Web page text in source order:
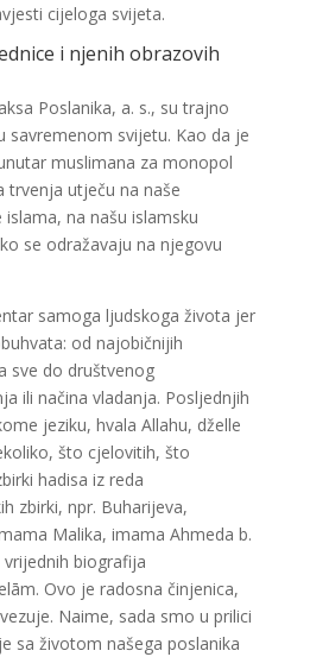
cijeloga svijeta.
i njenih obrazovih
Poslanika, a. s., su trajno
savremenom svijetu. Kao da je
muslimana za monopol
trvenja utječu na naše
na našu islamsku
se odražavaju na njegovu
samoga ljudskoga života jer
od najobičnijih
sve do društvenog
ili načina vladanja. Posljednjih
jeziku, hvala Allahu, dželle
što cjelovitih, što
hadisa iz reda
zbirki, npr. Buharijeva,
Malika, imama Ahmeda b.
biografija
Ovo je radosna činjenica,
Naime, sada smo u prilici
sa životom našega poslanika